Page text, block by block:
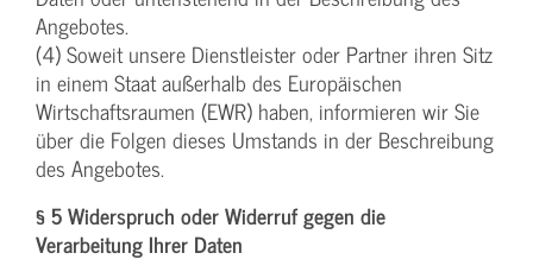
Angebotes.
(4) Soweit unsere Dienstleister oder Partner ihren Sitz
in einem Staat außerhalb des Europäischen
Wirtschaftsraumen (EWR) haben, informieren wir Sie
über die Folgen dieses Umstands in der Beschreibung
des Angebotes.
§ 5 Widerspruch oder Widerruf gegen die
Verarbeitung Ihrer Daten